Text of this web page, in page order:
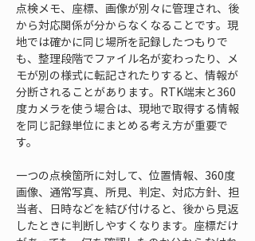
点検メモ、座標、画像が別々に管理され、後
から対応関係が分からなくなることです。現
地では確かに同じ場所を記録したつもりで
も、整理段階でファイル名が変わったり、メ
モが別の様式に転記されたりすると、情報が
分断されることがあります。RTK端末と360
度カメラを使う場合は、現地で取得する情報
を同じ記録単位にまとめる考え方が重要で
す。
一つの点検箇所に対して、位置情報、360度
画像、通常写真、所見、判定、対応方針、担
当者、日時などを結び付けると、後から見返
したときに判断しやすくなります。座標だけ